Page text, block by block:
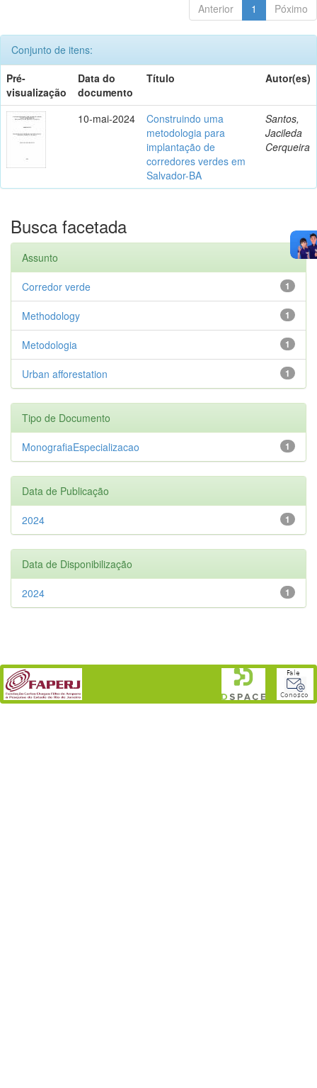
Anterior 1 Póximo
Conjunto de itens:
Pré-
visualização
Data do
documento
Título Autor(es)
10-mai-2024
Construindo uma
metodologia para
implantação de
corredores verdes em
Salvador-BA
Santos,
Jacileda
Cerqueira
Busca facetada
Assunto
1
Corredor verde
1
Methodology
1
Metodologia
1
Urban afforestation
Tipo de Documento
1
MonografiaEspecializacao
Data de Publicação
1
2024
Data de Disponibilização
1
2024